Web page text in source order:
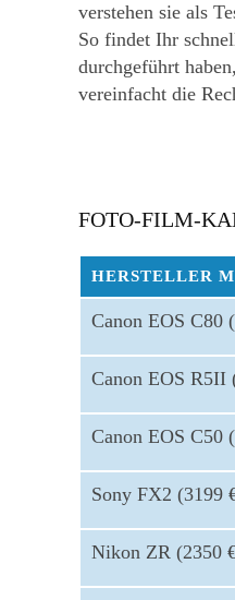
verstehen sie als
So findet Ihr
durchgeführt
vereinfacht die
FOTO-FILM-
HERSTELLER
Canon EOS C80
Canon EOS R5II
Canon EOS C50
Sony FX2 (3199
Nikon ZR (2350